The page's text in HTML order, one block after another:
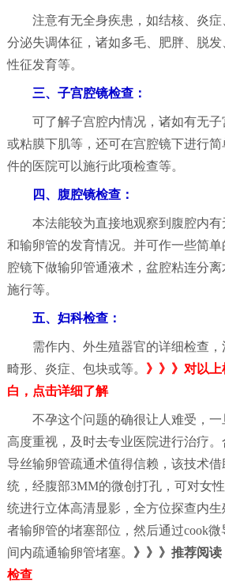
注意有无全身疾患，如结核、炎症
分泌失调体征，诸如多毛、肥胖、脱
性征发育等。
三、子宫腔镜检查：
可了解子宫腔内情况，诸如有无子
或粘膜下肌等，还可在宫腔镜下进行
件的医院可以施行此项检查等。
四、腹腔镜检查：
本法能较为直接地观察到腹腔内有
和输卵管的发育情况。并可作一些简
腔镜下做输卯管通液术，盆腔粘连分
施行等。
五、妇科检查：
需作内、外生殖器官的详细检查，
畸形、炎症、包块或等。 》》》对以
白，点击详细了解
不孕这个问题的确很让人难受，一
高度重视，及时去专业医院进行治疗
导丝输卵管疏通术值得信赖，该技术
统，经腹部3MM的微创打孔，可对女
统进行立体高清显影，全方位探查内
者输卵管的堵塞部位，然后通过cook
间内疏通输卵管堵塞。 》》》推荐阅读
检查